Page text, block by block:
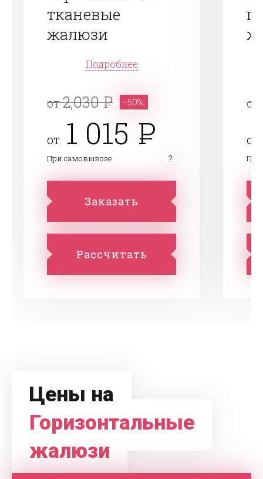
тканевые
жалюзи
Подробнее
от2,030 -50%
от 1 015
При самовывозе
Заказать
Рассчитать
от
от
При
Цены на
Горизонтальные
жалюзи